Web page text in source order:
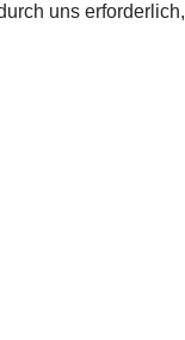
uns erforderlich,